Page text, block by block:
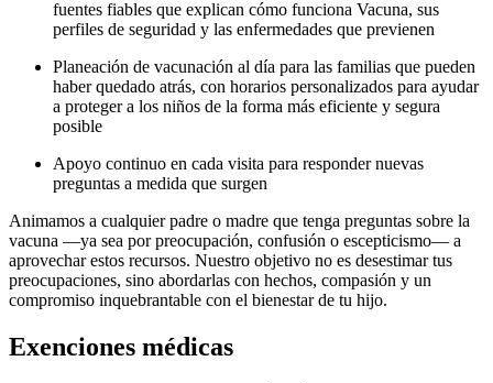
fuentes fiables que explican cómo funciona Vacuna, sus
perfiles de seguridad y las enfermedades que previenen
Planeación de vacunación al día para las familias que pueden
haber quedado atrás, con horarios personalizados para ayudar
a proteger a los niños de la forma más eficiente y segura
posible
Apoyo continuo en cada visita para responder nuevas
preguntas a medida que surgen
Animamos a cualquier padre o madre que tenga preguntas sobre la
vacuna —ya sea por preocupación, confusión o escepticismo— a
aprovechar estos recursos. Nuestro objetivo no es desestimar tus
preocupaciones, sino abordarlas con hechos, compasión y un
compromiso inquebrantable con el bienestar de tu hijo.
Exenciones médicas